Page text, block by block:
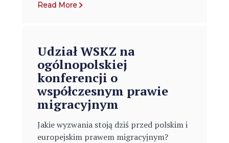
Read More
Udział WSKZ na
ogólnopolskiej
konferencji o
współczesnym prawie
migracyjnym
Jakie wyzwania stoją dziś przed polskim i
europejskim prawem migracyjnym?